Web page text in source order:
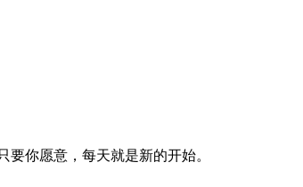
你愿意，每天就是新的开始。